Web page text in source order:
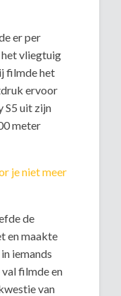
er per
vliegtuig
filmde het
ervoor
S5 uit zijn
meter
je niet meer
de
en maakte
iemands
filmde en
van